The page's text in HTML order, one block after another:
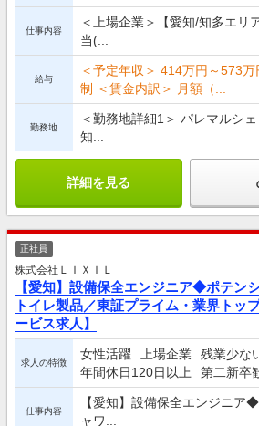
仕事内容
＜上場企業＞【愛知/知多エリ
当(...
給与
＜予定年収＞ 414万円～573
制 ＜賃金内訳＞ 月額（...
勤務地
＜勤務地詳細1＞ パレマルシ
知...
詳細を見る
正社員
株式会社ＬＩＸＩＬ
【愛知】設備保全エンジニア◆ポテン
トイレ製品／東証プライム・業界トッ
ービス求人】
求人の特徴
女性活躍 上場企業 残業少な
年間休日120日以上
第二新卒
仕事内容
【愛知】設備保全エンジニア
ャワ...